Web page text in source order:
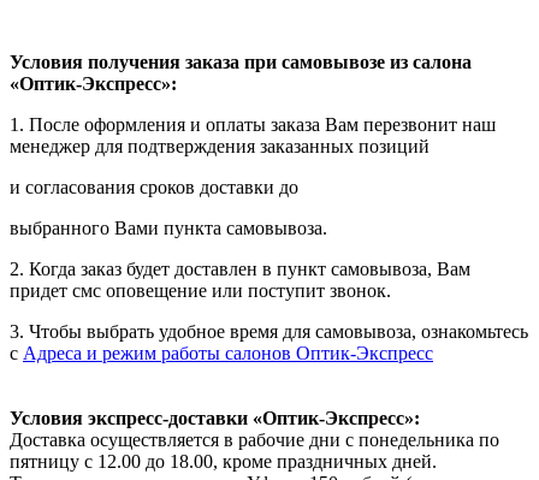
Условия получения заказа при самовывозе из салона
«Оптик-Экспресс»:
1. После оформления и оплаты заказа Вам перезвонит наш
менеджер для подтверждения заказанных позиций
и согласования сроков доставки до
выбранного Вами пункта самовывоза.
2. Когда заказ будет доставлен в пункт самовывоза, Вам
придет смс оповещение или поступит звонок.
3. Чтобы выбрать удобное время для самовывоза, ознакомьтесь
с Адреса и режим работы салонов Оптик-Экспресс
Условия экспресс-доставки «Оптик-Экспресс»:
Доставка осуществляется в рабочие дни с понедельника по
пятницу с 12.00 до 18.00, кроме праздничных дней.